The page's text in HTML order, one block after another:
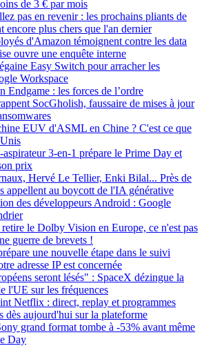
de 3 € par mois
pas en revenir : les prochains pliants de
encore plus chers que l'an dernier
d'Amazon témoignent contre les data
ouvre une enquête interne
Easy Switch pour arracher les
Workspace
Endgame : les forces de l’ordre
SocGholish, faussaire de mises à jour
EUV d'ASML en Chine ? C'est ce que
3-en-1 prépare le Prime Day et
prix
Hervé Le Tellier, Enki Bilal... Près de
appellent au boycott de l'IA générative
des développeurs Android : Google
le Dolby Vision en Europe, ce n'est pas
guerre de brevets !
une nouvelle étape dans le suivi
adresse IP est concernée
seront lésés" : SpaceX dézingue la
l'UE sur les fréquences
Netflix : direct, replay et programmes
dès aujourd'hui sur la plateforme
grand format tombe à -53% avant même
Day